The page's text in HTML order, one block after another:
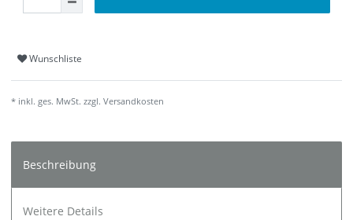
Wunschliste
* inkl. ges. MwSt. zzgl. Versandkosten
Beschreibung
Weitere Details